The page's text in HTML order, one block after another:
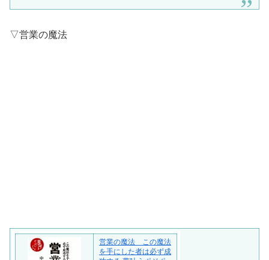
▽営業の魔法
営業の魔法 この魔法
を手にした者は必ず成